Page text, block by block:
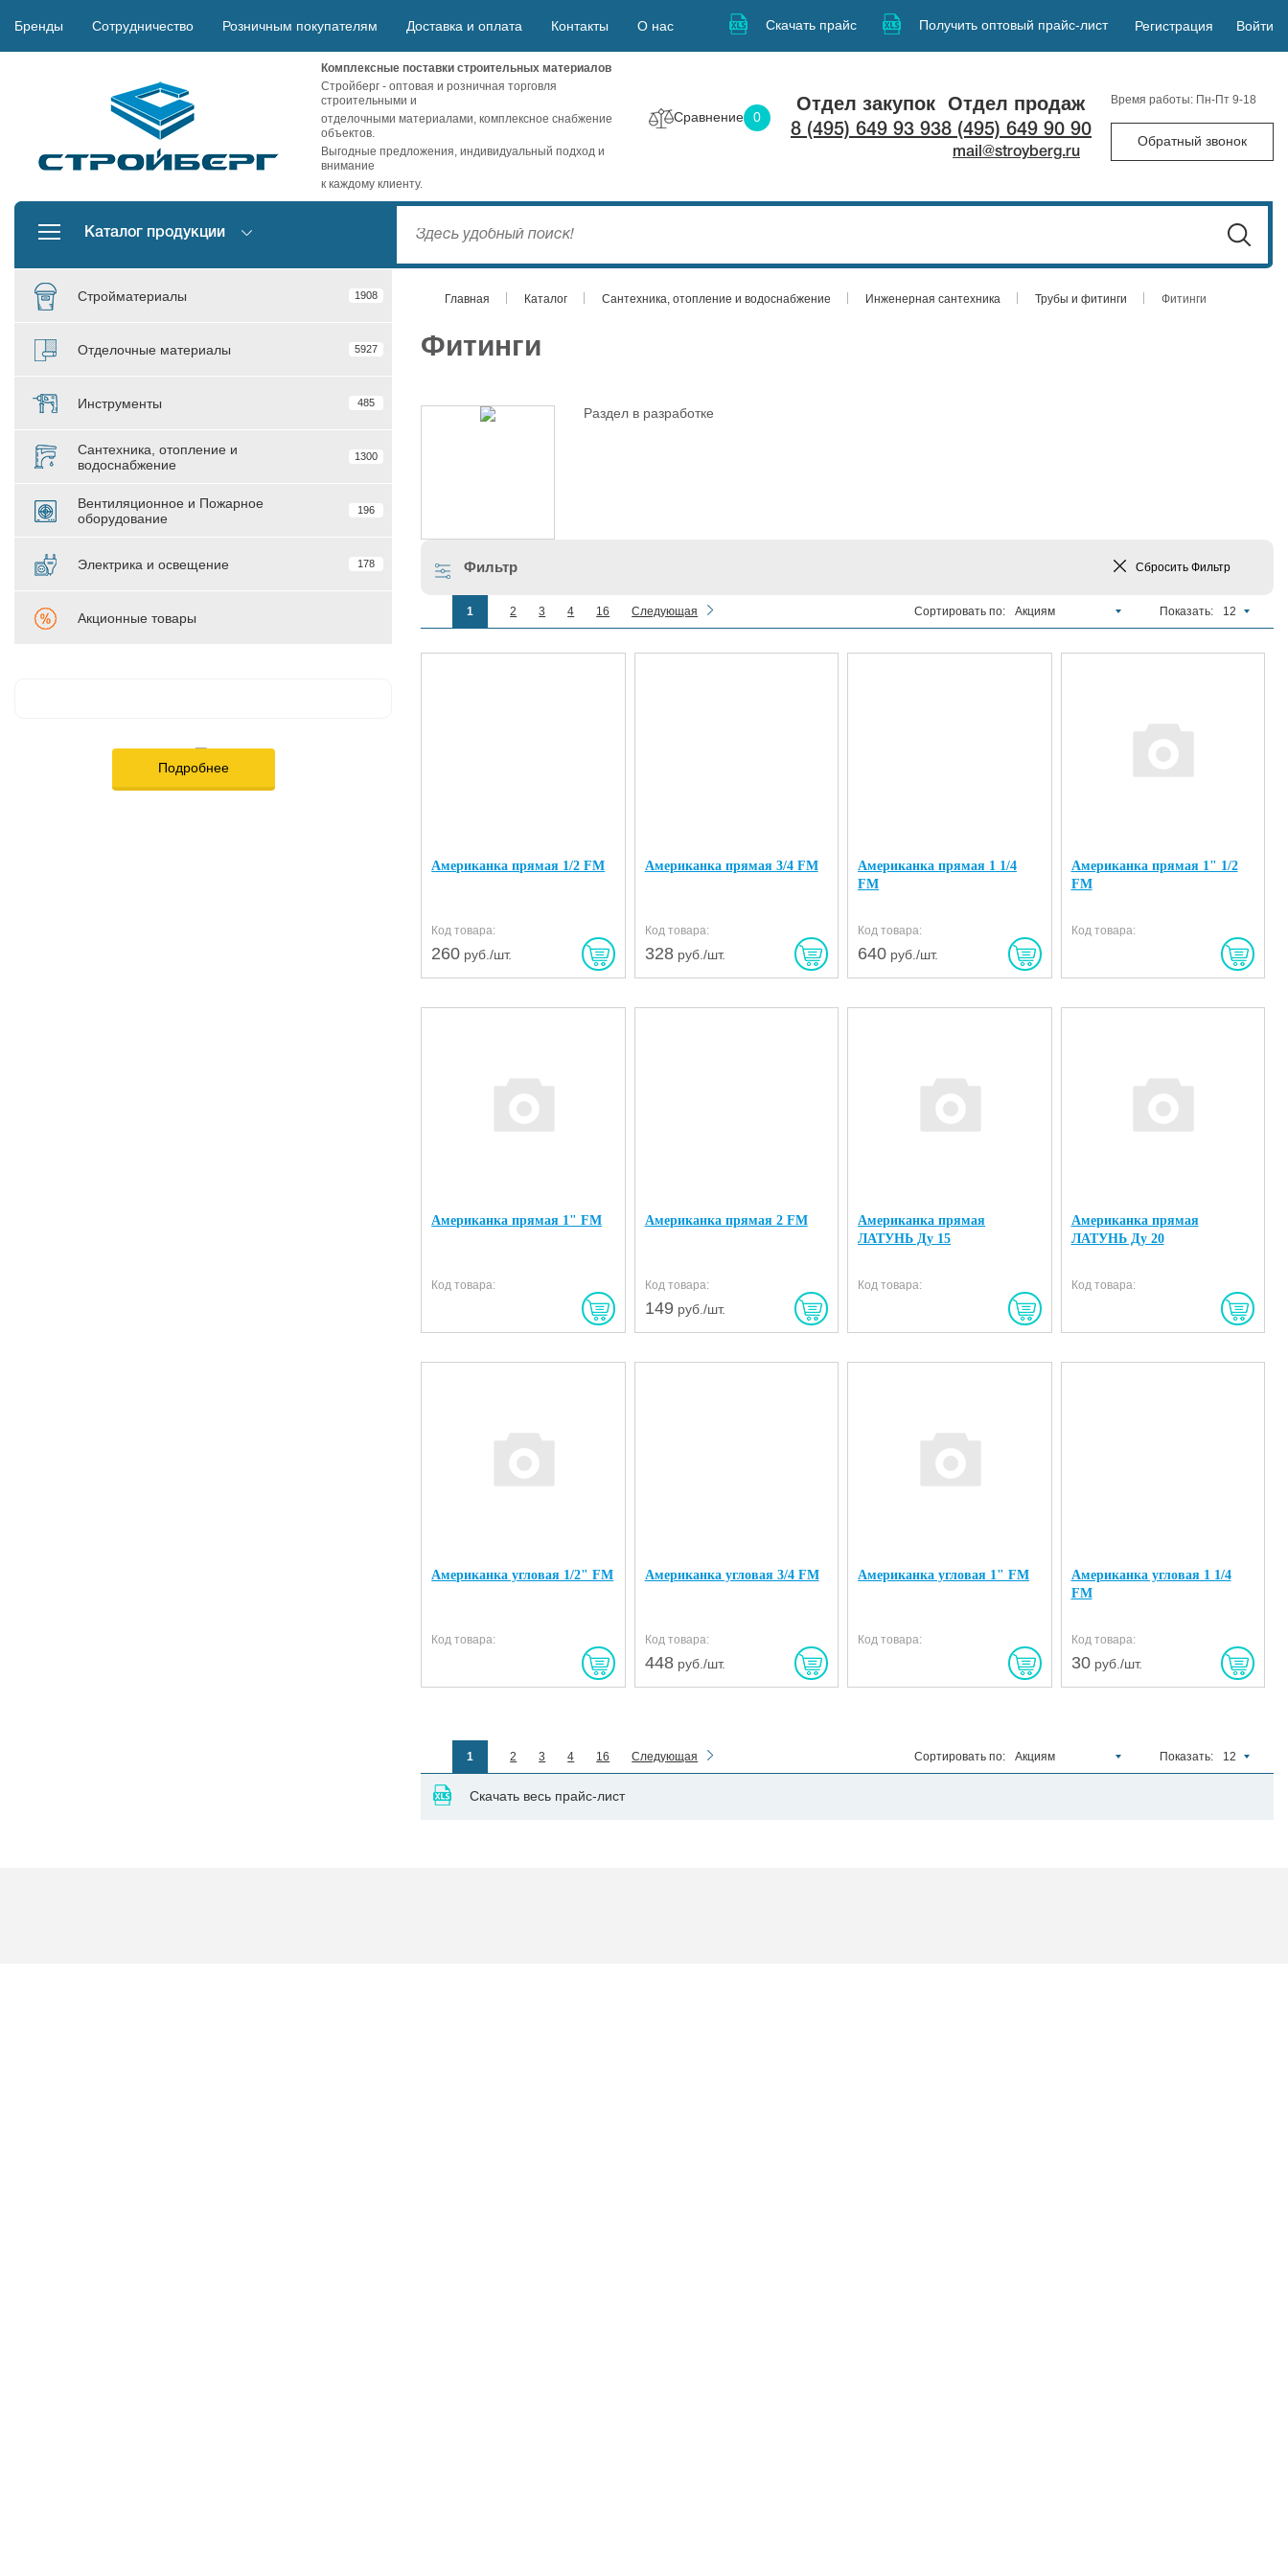
Бренды Сотрудничество Розничным покупателям Доставка и оплата Контакты О нас Скачать прайс Получить оптовый прайс-лист Регистрация Войти
Комплексные поставки строительных материалов
Стройберг - оптовая и розничная торговля
строительными и
отделочными материалами, комплексное снабжение
объектов.
Выгодные предложения, индивидуальный подход и
внимание
к каждому клиенту.
Сравнение 0
Отдел закупок
8 (495) 649 93 93
Отдел продаж
8 (495) 649 90 90
mail@stroyberg.ru
Время работы: Пн-Пт 9-18
Обратный звонок
Каталог продукции
Стройматериалы 1908
Отделочные материалы 5927
Инструменты 485
Сантехника, отопление и
водоснабжение
1300
Вентиляционное и Пожарное
оборудование
196
Электрика и освещение 178
Акционные товары
Подробнее
Главная Каталог Сантехника, отопление и водоснабжение Инженерная сантехника Трубы и фитинги Фитинги
Фитинги
Раздел в разработке
Фильтр Сбросить Фильтр
1 2 3 4 16 Следующая Сортировать по: Акциям Показать: 12
Американка прямая 1/2 FM
Код товара:
260 руб./шт.
Американка прямая 3/4 FM
Код товара:
328руб./шт.
Американка прямая 1 1/4
FM
Код товара:
640 руб./шт.
Американка прямая 1" 1/2
FM
Код товара:
Американка прямая 1" FM
Код товара:
Американка прямая 2 FM
Код товара:
149 руб./шт.
Американка прямая
ЛАТУНЬ Ду 15
Код товара:
Американка прямая
ЛАТУНЬ Ду 20
Код товара:
Американка угловая 1/2" FM
Код товара:
Американка угловая 3/4 FM
Код товара:
448руб./шт.
Американка угловая 1" FM
Код товара:
Американка угловая 1 1/4
FM
Код товара:
30руб./шт.
1 2 3 4 16 Следующая Сортировать по: Акциям Показать: 12
Скачать весь прайс-лист